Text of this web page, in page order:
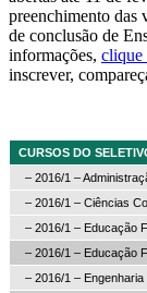
preenchimento das
de conclusão de
informações, clique
inscrever,
CURSOS DO
– 2016/1 –
– 2016/1 – Ciências
– 2016/1 – Educação
– 2016/1 – Educação
– 2016/1 – Engenharia